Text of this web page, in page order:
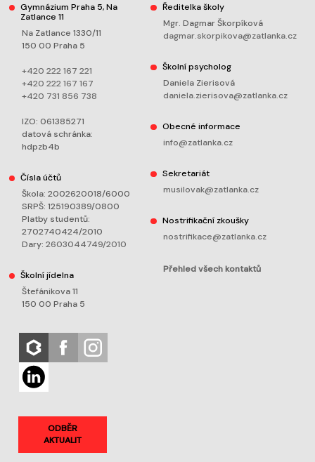
Gymnázium Praha 5, Na
Zatlance 11
Na Zatlance 1330/11
150 00 Praha 5
+420 222 167 221
+420 222 167 167
+420 731 856 738
IZO: 061385271
datová schránka:
hdpzb4b
Čísla účtů
Škola: 2002620018/6000
SRPŠ: 125190389/0800
Platby studentů:
2702740424/2010
Dary: 2603044749/2010
Školní jídelna
Štefánikova 11
150 00 Praha 5
ODBĚR
AKTUALIT
Ředitelka školy
Mgr. Dagmar Škorpíková
dagmar.skorpikova@zatlanka.cz
Školní psycholog
Daniela Zierisová
daniela.zierisova@zatlanka.cz
Obecné informace
info@zatlanka.cz
Sekretariát
musilovak@zatlanka.cz
Nostrifikační zkoušky
nostrifikace@zatlanka.cz
Přehled všech kontaktů